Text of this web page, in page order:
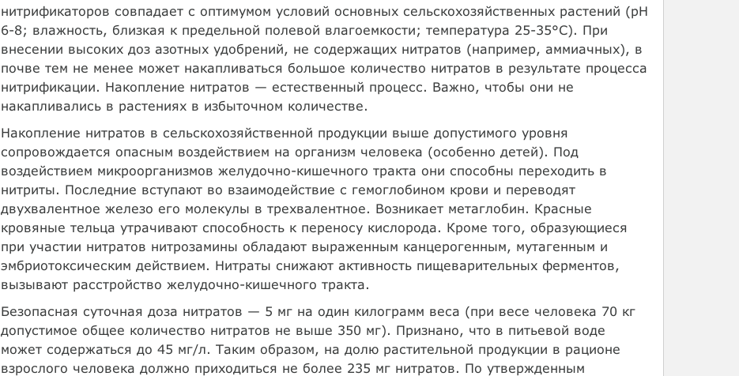
нитрификаторов совпадает с оптимумом условий основных сельскохозяйственных растений (pH
6-8; влажность, близкая к предельной полевой влагоемкости; температура 25-35°С). При
внесении высоких доз азотных удобрений, не содержащих нитратов (например, аммиачных), в
почве тем не менее может накапливаться большое количество нитратов в результате процесса
нитрификации. Накопление нитратов — естественный процесс. Важно, чтобы они не
накапливались в растениях в избыточном количестве.
Накопление нитратов в сельскохозяйственной продукции выше допустимого уровня
сопровождается опасным воздействием на организм человека (особенно детей). Под
воздействием микроорганизмов желудочно-кишечного тракта они способны переходить в
нитриты. Последние вступают во взаимодействие с гемоглобином крови и переводят
двухвалентное железо его молекулы в трехвалентное. Возникает метаглобин. Красные
кровяные тельца утрачивают способность к переносу кислорода. Кроме того, образующиеся
при участии нитратов нитрозамины обладают выраженным канцерогенным, мутагенным и
эмбриотоксическим действием. Нитраты снижают активность пищеварительных ферментов,
вызывают расстройство желудочно-кишечного тракта.
Безопасная суточная доза нитратов — 5 мг на один килограмм веса (при весе человека 70 кг
допустимое общее количество нитратов не выше 350 мг). Признано, что в питьевой воде
может содержаться до 45 мг/л. Таким образом, на долю растительной продукции в рационе
взрослого человека должно приходиться не более 235 мг нитратов. По утвержденным